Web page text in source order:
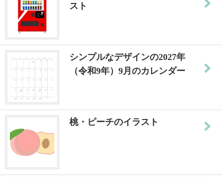
スト
シンプルなデザインの2027年
（令和9年）9月のカレンダー
桃・ピーチのイラスト